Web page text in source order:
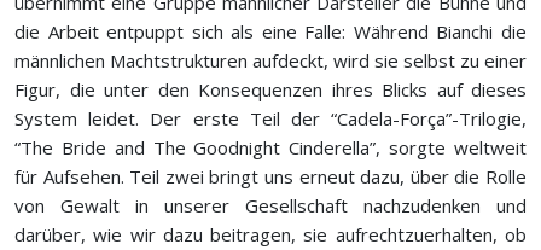
die Arbeit entpuppt sich als eine Falle: Während Bianchi die
männlichen Machtstrukturen aufdeckt, wird sie selbst zu einer
Figur, die unter den Konsequenzen ihres Blicks auf dieses
System leidet. Der erste Teil der “Cadela-Força”-Trilogie,
“The Bride and The Goodnight Cinderella”, sorgte weltweit
für Aufsehen. Teil zwei bringt uns erneut dazu, über die Rolle
von Gewalt in unserer Gesellschaft nachzudenken und
darüber, wie wir dazu beitragen, sie aufrechtzuerhalten, ob